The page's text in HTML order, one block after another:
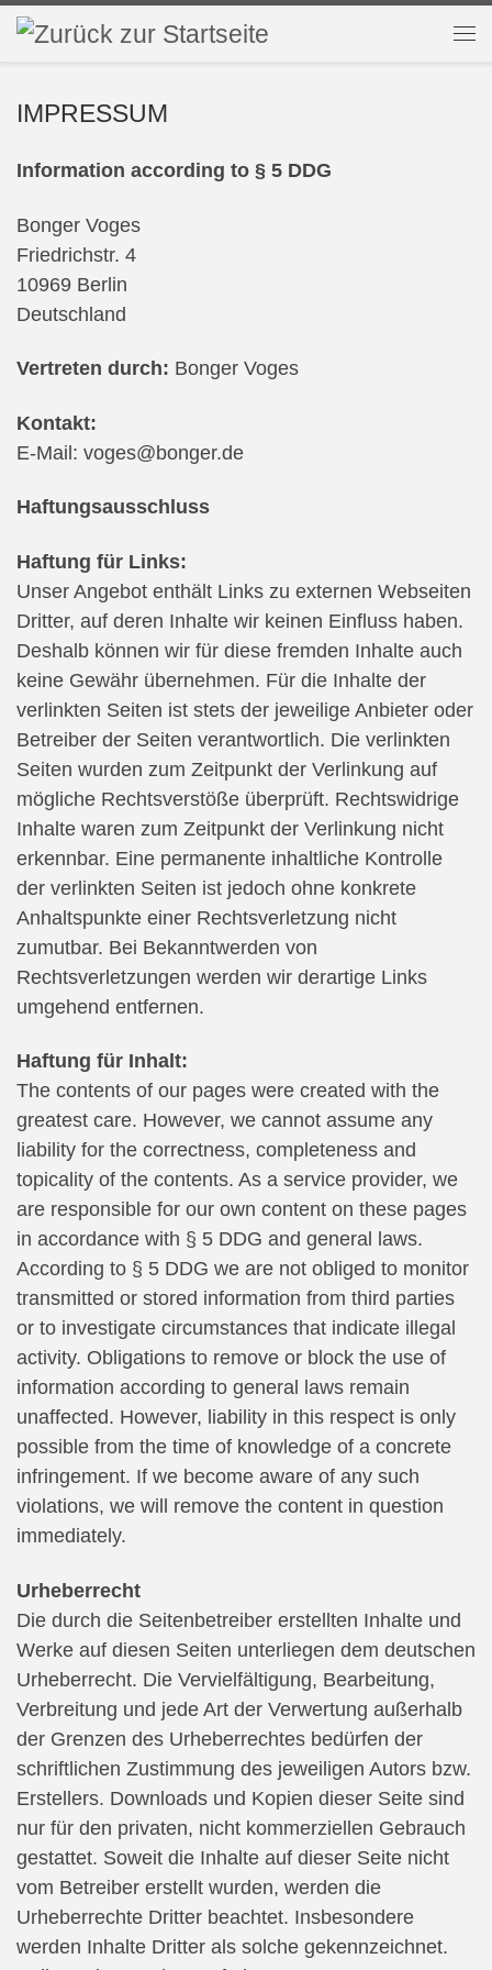
Zum Inhalt springen
IMPRESSUM
Information according to § 5 DDG
Bonger Voges
Friedrichstr. 4
10969 Berlin
Deutschland
Vertreten durch: Bonger Voges
Kontakt:
E-Mail: voges@bonger.de
Haftungsausschluss
Haftung für Links:
Unser Angebot enthält Links zu externen Webseiten
Dritter, auf deren Inhalte wir keinen Einfluss haben.
Deshalb können wir für diese fremden Inhalte auch
keine Gewähr übernehmen. Für die Inhalte der
verlinkten Seiten ist stets der jeweilige Anbieter oder
Betreiber der Seiten verantwortlich. Die verlinkten
Seiten wurden zum Zeitpunkt der Verlinkung auf
mögliche Rechtsverstöße überprüft. Rechtswidrige
Inhalte waren zum Zeitpunkt der Verlinkung nicht
erkennbar. Eine permanente inhaltliche Kontrolle
der verlinkten Seiten ist jedoch ohne konkrete
Anhaltspunkte einer Rechtsverletzung nicht
zumutbar. Bei Bekanntwerden von
Rechtsverletzungen werden wir derartige Links
umgehend entfernen.
Haftung für Inhalt:
The contents of our pages were created with the
greatest care. However, we cannot assume any
liability for the correctness, completeness and
topicality of the contents. As a service provider, we
are responsible for our own content on these pages
in accordance with § 5 DDG and general laws.
According to § 5 DDG we are not obliged to monitor
transmitted or stored information from third parties
or to investigate circumstances that indicate illegal
activity. Obligations to remove or block the use of
information according to general laws remain
unaffected. However, liability in this respect is only
possible from the time of knowledge of a concrete
infringement. If we become aware of any such
violations, we will remove the content in question
immediately.
Urheberrecht
Die durch die Seitenbetreiber erstellten Inhalte und
Werke auf diesen Seiten unterliegen dem deutschen
Urheberrecht. Die Vervielfältigung, Bearbeitung,
Verbreitung und jede Art der Verwertung außerhalb
der Grenzen des Urheberrechtes bedürfen der
schriftlichen Zustimmung des jeweiligen Autors bzw.
Erstellers. Downloads und Kopien dieser Seite sind
nur für den privaten, nicht kommerziellen Gebrauch
gestattet. Soweit die Inhalte auf dieser Seite nicht
vom Betreiber erstellt wurden, werden die
Urheberrechte Dritter beachtet. Insbesondere
werden Inhalte Dritter als solche gekennzeichnet.